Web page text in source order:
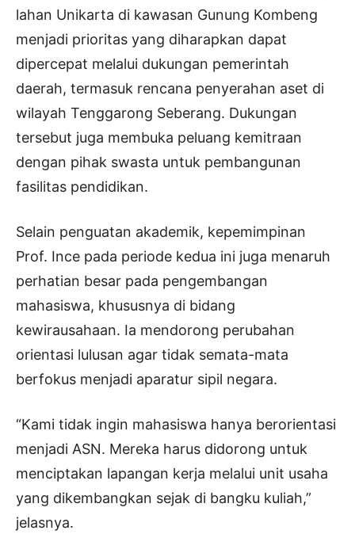
lahan Unikarta di kawasan Gunung Kombeng
menjadi prioritas yang diharapkan dapat
dipercepat melalui dukungan pemerintah
daerah, termasuk rencana penyerahan aset di
wilayah Tenggarong Seberang. Dukungan
tersebut juga membuka peluang kemitraan
dengan pihak swasta untuk pembangunan
fasilitas pendidikan.
Selain penguatan akademik, kepemimpinan
Prof. Ince pada periode kedua ini juga menaruh
perhatian besar pada pengembangan
mahasiswa, khususnya di bidang
kewirausahaan. Ia mendorong perubahan
orientasi lulusan agar tidak semata-mata
berfokus menjadi aparatur sipil negara.
“Kami tidak ingin mahasiswa hanya berorientasi
menjadi ASN. Mereka harus didorong untuk
menciptakan lapangan kerja melalui unit usaha
yang dikembangkan sejak di bangku kuliah,”
jelasnya.